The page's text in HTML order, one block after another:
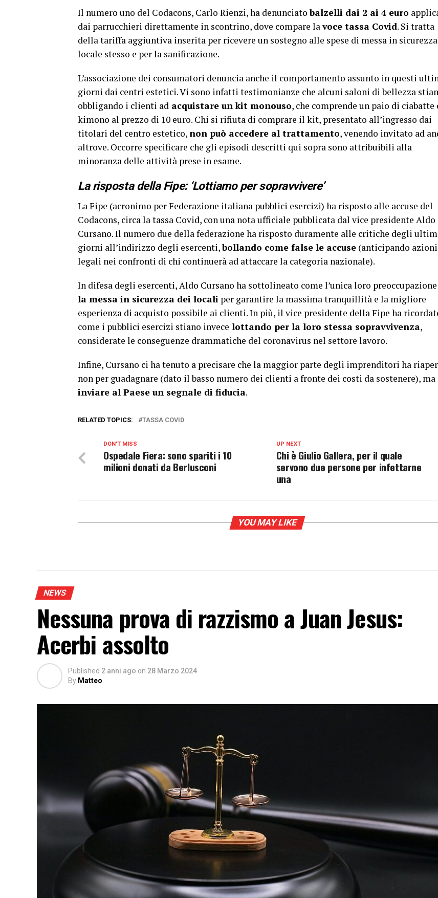
Il numero uno del Codacons, Carlo Rienzi, ha denunciatobalzelli dai 2 ai 4 euro
dai parrucchieri direttamente in scontrino, dove compare lavoce tassa Covid. Si tratta
della tariffa aggiuntiva inserita per ricevere un sostegno alle spese di messa in
locale stesso e per la sanificazione.
L’associazione dei consumatori denuncia anche il comportamento assunto in questi
giorni dai centri estetici. Vi sono infatti testimonianze che alcuni saloni di bellezza
obbligando i clienti ad acquistare un kit monouso, che comprende un paio di ciabatte
kimono al prezzo di 10 euro. Chi si rifiuta di comprare il kit, presentato all’ingresso dai
titolari del centro estetico,non può accedere al trattamento, venendo invitato ad
altrove. Occorre specificare che gli episodi descritti qui sopra sono attribuibili alla
minoranza delle attività prese in esame.
La risposta della Fipe: ‘Lottiamo per sopravvivere’
La Fipe (acronimo per Federazione italiana pubblici esercizi) ha risposto alle accuse del
Codacons, circa la tassa Covid, con una nota ufficiale pubblicata dal vice presidente Aldo
Cursano. Il numero due della federazione ha risposto duramente alle critiche degli
giorni all’indirizzo degli esercenti,bollando come false le accuse (anticipando azioni
legali nei confronti di chi continuerà ad attaccare la categoria nazionale).
In difesa degli esercenti, Aldo Cursano ha sottolineato come l’unica loro
la messa in sicurezza dei locali per garantire la massima tranquillità e la migliore
esperienza di acquisto possibile ai clienti. In più, il vice presidente della Fipe ha
come i pubblici esercizi stiano invece lottando per la loro stessa sopravvivenza,
considerate le conseguenze drammatiche del coronavirus nel settore lavoro.
Infine, Cursano ci ha tenuto a precisare che la maggior parte degli imprenditori ha
non per guadagnare (dato il basso numero dei clienti a fronte dei costi da sostenere), ma
inviare al Paese un segnale di fiducia.
RELATED TOPICS: TASSA COVID
UP NEXT
Chi è Giulio Gallera, per il quale
servono due persone per infettarne
una
DON'T MISS
Ospedale Fiera: sono spariti i 10
milioni donati da Berlusconi
YOU MAY LIKE
NEWS
Nessuna prova di razzismo a Juan Jesus:
Acerbi assolto
Published 2 anni ago on 28 Marzo 2024
By Matteo